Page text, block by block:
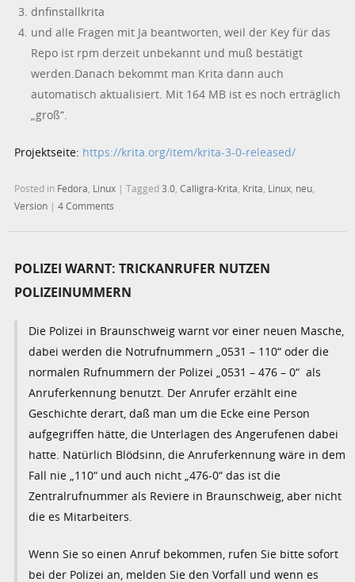
dnfinstallkrita
und alle Fragen mit Ja beantworten, weil der Key für das
Repo ist rpm derzeit unbekannt und muß bestätigt
werden.Danach bekommt man Krita dann auch
automatisch aktualisiert. Mit 164 MB ist es noch erträglich
„groß“.
Projektseite: https://krita.org/item/krita-3-0-released/
Posted in Fedora Linux |Tagged3.0 ,Calligra-Krita Krita Linux neu
Version |4 Comments
POLIZEI WARNT: TRICKANRUFER NUTZEN
POLIZEINUMMERN
Die Polizei in Braunschweig warnt vor einer neuen Masche,
dabei werden die Notrufnummern „0531 – 110“ oder die
normalen Rufnummern der Polizei „0531 – 476 – 0“ als
Anruferkennung benutzt. Der Anrufer erzählt eine
Geschichte derart, daß man um die Ecke eine Person
aufgegriffen hätte, die Unterlagen des Angerufenen dabei
hatte. Natürlich Blödsinn, die Anruferkennung wäre in dem
Fall nie „110“ und auch nicht „476-0“ das ist die
Zentralrufnummer als Reviere in Braunschweig, aber nicht
die es Mitarbeiters.
Wenn Sie so einen Anruf bekommen, rufen Sie bitte sofort
bei der Polizei an, melden Sie den Vorfall und wenn es